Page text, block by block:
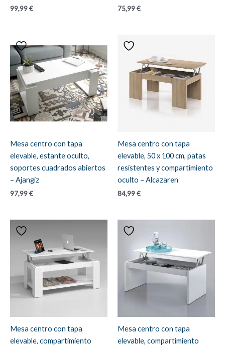
99,99€ 75,99€
Mesa centro con tapa
elevable, estante oculto,
soportes cuadrados abiertos
– Ajangiz
97,99€
Mesa centro con tapa
elevable, 50 x 100 cm, patas
resistentes y compartimiento
oculto – Alcazaren
84,99€
Mesa centro con tapa
elevable, compartimiento
Mesa centro con tapa
elevable, compartimiento